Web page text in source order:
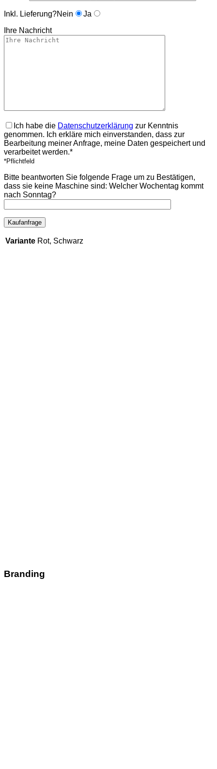
Inkl. Lieferung?Nein
Ja
Ihre Nachricht
Ich habe die Datenschutzerklärung zur Kenntnis
genommen. Ich erkläre mich einverstanden, dass zur
Bearbeitung meiner Anfrage, meine Daten gespeichert und
verarbeitet werden.*
*Pflichtfeld
Bitte beantworten Sie folgende Frage um zu Bestätigen,
dass sie keine Maschine sind: Welcher Wochentag kommt
nach Sonntag?
Variante Rot, Schwarz
Branding